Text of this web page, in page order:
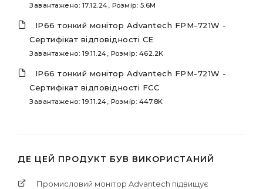
Завантажено: 17.12.24, Розмір: 5.6M
IP66 тонкий монітор Advantech FPM-721W -
Сертифікат відповідності CE
Завантажено: 19.11.24, Розмір: 462.2K
IP66 тонкий монітор Advantech FPM-721W -
Сертифікат відповідності FCC
Завантажено: 19.11.24, Розмір: 447.8K
ДЕ ЦЕЙ ПРОДУКТ БУВ ВИКОРИСТАНИЙ
Промисловий монітор Advantech підвищує